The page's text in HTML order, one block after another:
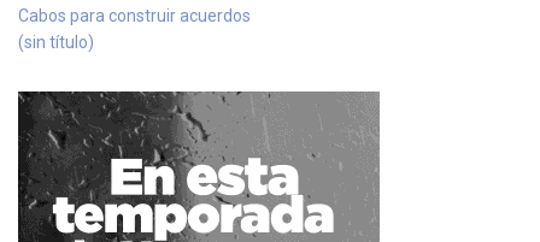
Cabos para construir acuerdos
(sin título)